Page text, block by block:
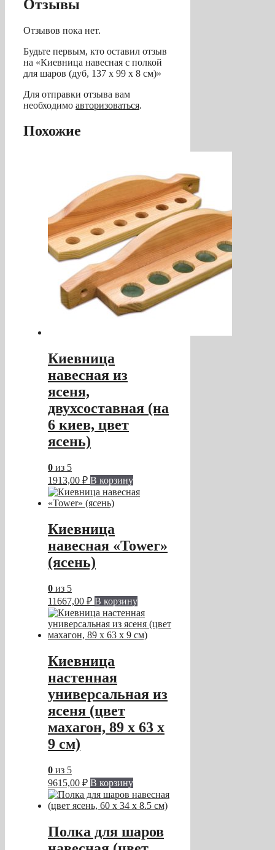
Отзывы
Отзывов пока нет.
Будьте первым, кто оставил отзыв
на «Киевница навесная с полкой
для шаров (дуб, 137 х 99 х 8 см)»
Для отправки отзыва вам
необходимо авторизоваться.
Похожие
Киевница
навесная из
ясеня,
двухсоставная (на
6 киев, цвет
ясень)
0 из 5
1913,00 ₽ В корзину
Киевница
навесная «Tower»
(ясень)
0 из 5
11667,00 ₽ В корзину
Киевница
настенная
универсальная из
ясеня (цвет
махагон, 89 х 63 х
9 см)
0 из 5
9615,00 ₽ В корзину
Полка для шаров